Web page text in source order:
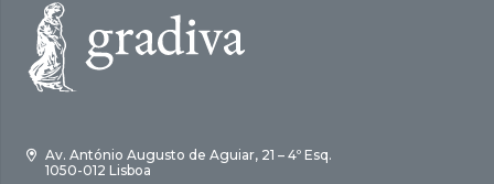
Av. António Augusto de Aguiar, 21 – 4º Esq.
1050-012 Lisboa